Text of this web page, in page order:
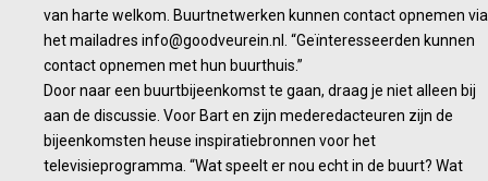
van harte welkom. Buurtnetwerken kunnen contact opnemen via
het mailadres info@goodveurein.nl. “Geïnteresseerden kunnen
contact opnemen met hun buurthuis.”
Door naar een buurtbijeenkomst te gaan, draag je niet alleen bij
aan de discussie. Voor Bart en zijn mederedacteuren zijn de
bijeenkomsten heuse inspiratiebronnen voor het
televisieprogramma. “Wat speelt er nou echt in de buurt? Wat